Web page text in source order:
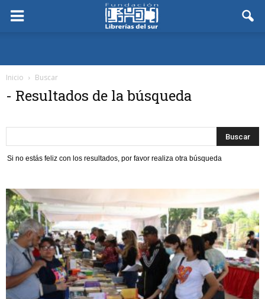
Inicio Buscar
- Resultados de la búsqueda
Si no estás feliz con los resultados, por favor realiza otra búsqueda